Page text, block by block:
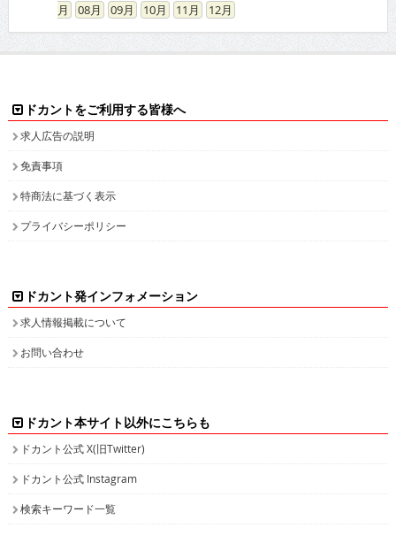
08
09 10 11 12
ドカントをご利用する皆様へ
求人広告の説明
免責事項
特商法に基づく表示
プライバシーポリシー
ドカント発インフォメーション
求人情報掲載について
お問い合わせ
ドカント本サイト以外にこちらも
ドカント公式 X(旧Twitter)
ドカント公式 Instagram
検索キーワード一覧